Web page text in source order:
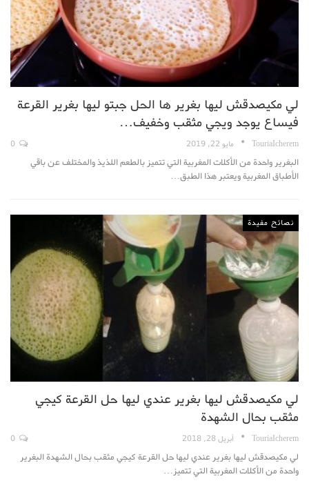
لي مكيصدقش ليها بغرير ها الحل جبتو ليها بغرير القرعة
فيساع يوجد ويجي مثقب وخفيف…
TouriaIcherem مايو 22, 2019
البغرير واحدة من الأكلات المغربية التي تتميز بالطعم اللذيذ والمختلف عن باقي
الأطباق المغربية ويعتبر هذا الطبق…
نصائح مفيدة
لي مكيصدقش ليها بغرير عندي ليها حل القرعة كيجي
مثقب بحال الشهدة
TouriaIcherem أبريل 28, 2018
لي مكيصدقش ليها بغرير عندي ليها حل القرعة كيجي مثقب بحال الشهدة البغرير
واحدة من الأكلات المغربية التي تتميز…